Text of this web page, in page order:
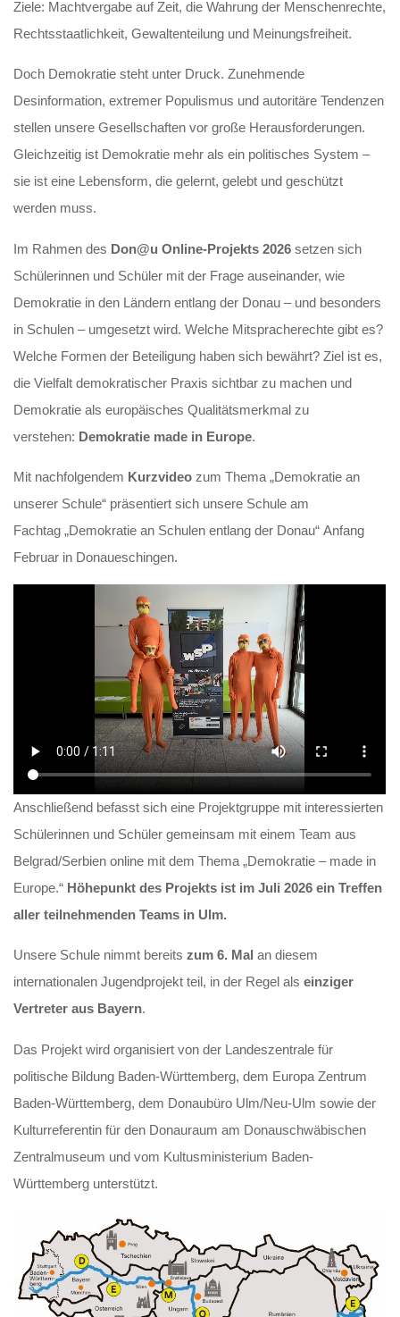
Ziele: Machtvergabe auf Zeit, die Wahrung der Menschenrechte,
Rechtsstaatlichkeit, Gewaltenteilung und Meinungsfreiheit.
Doch Demokratie steht unter Druck. Zunehmende
Desinformation, extremer Populismus und autoritäre Tendenzen
stellen unsere Gesellschaften vor große Herausforderungen.
Gleichzeitig ist Demokratie mehr als ein politisches System –
sie ist eine Lebensform, die gelernt, gelebt und geschützt
werden muss.
Im Rahmen des Don@u Online-Projekts 2026 setzen sich
Schülerinnen und Schüler mit der Frage auseinander, wie
Demokratie in den Ländern entlang der Donau – und besonders
in Schulen – umgesetzt wird. Welche Mitspracherechte gibt es?
Welche Formen der Beteiligung haben sich bewährt? Ziel ist es,
die Vielfalt demokratischer Praxis sichtbar zu machen und
Demokratie als europäisches Qualitätsmerkmal zu
verstehen: Demokratie made in Europe.
Mit nachfolgendem Kurzvideo zum Thema „Demokratie an
unserer Schule“ präsentiert sich unsere Schule am
Fachtag „Demokratie an Schulen entlang der Donau“ Anfang
Februar in Donaueschingen.
Anschließend befasst sich eine Projektgruppe mit interessierten
Schülerinnen und Schüler gemeinsam mit einem Team aus
Belgrad/Serbien online mit dem Thema „Demokratie – made in
Europe.“ Höhepunkt des Projekts ist im Juli 2026 ein Treffen
aller teilnehmenden Teams in Ulm.
Unsere Schule nimmt bereitszum 6. Mal an diesem
internationalen Jugendprojekt teil, in der Regel alseinziger
Vertreter aus Bayern.
Das Projekt wird organisiert von der Landeszentrale für
politische Bildung Baden-Württemberg, dem Europa Zentrum
Baden-Württemberg, dem Donaubüro Ulm/Neu-Ulm sowie der
Kulturreferentin für den Donauraum am Donauschwäbischen
Zentralmuseum und vom Kultusministerium Baden-
Württemberg unterstützt.